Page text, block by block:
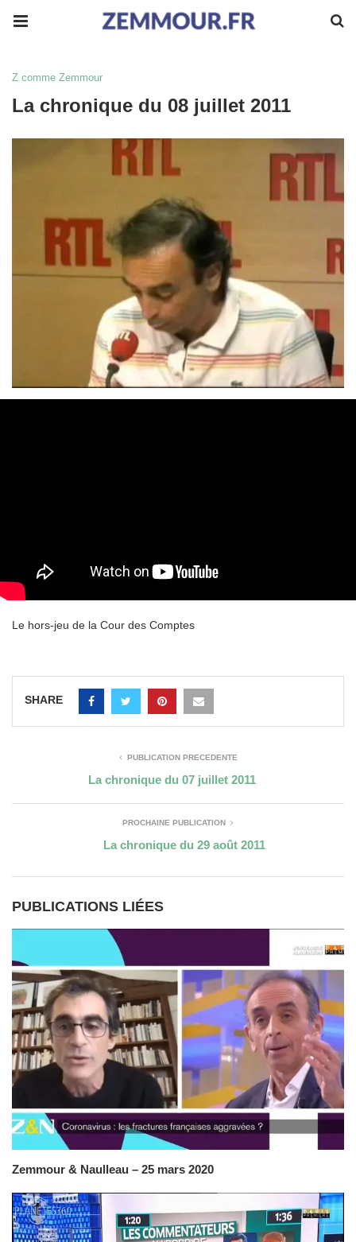
Z comme Zemmour
La chronique du 08 juillet 2011
Le hors-jeu de la Cour des Comptes
SHARE
PUBLICATION PRÉCÉDENTE
La chronique du 07 juillet 2011
PROCHAINE PUBLICATION
La chronique du 29 août 2011
PUBLICATIONS LIÉES
Zemmour & Naulleau – 25 mars 2020